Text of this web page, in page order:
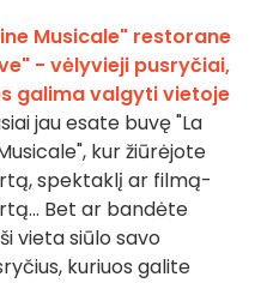
Musicale" restorane
- vėlyvieji pusryčiai,
galima valgyti vietoje
jau esate buvę "La
kur žiūrėjote
spektaklį ar filmą-
Bet ar bandėte
vieta siūlo savo
kuriuos galite